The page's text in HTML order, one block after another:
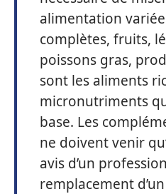
alimentation
complètes, fruits,
poissons gras,
sont les aliments
micronutriments
base. Les
ne doivent venir
avis d’un
remplacement